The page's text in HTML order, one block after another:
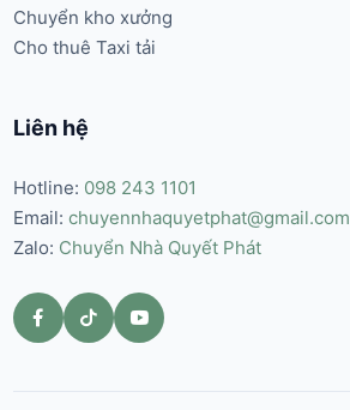
Chuyển kho xưởng
Cho thuê Taxi tải
Liên hệ
Hotline: 098 243 1101
Email:chuyennhaquyetphat@gmail.com
Zalo: Chuyển Nhà Quyết Phát